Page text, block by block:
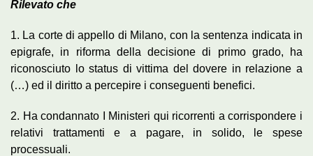
Rilevato che
1. La corte di appello di Milano, con la sentenza indicata in
epigrafe, in riforma della decisione di primo grado, ha
riconosciuto lo status di vittima del dovere in relazione a
(…) ed il diritto a percepire i conseguenti benefici.
2. Ha condannato I Ministeri qui ricorrenti a corrispondere i
relativi trattamenti e a pagare, in solido, le spese
processuali.